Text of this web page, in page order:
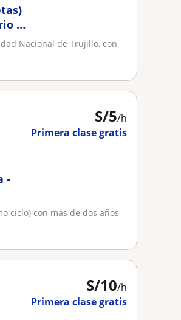
y
Nacional de Trujillo, con
S/5/h
Primera clase gratis
-
ciclo) con más de dos años
S/10/h
Primera clase gratis